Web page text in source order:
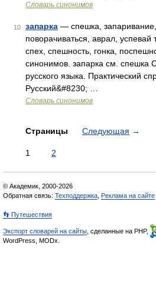
Словарь синонимов
10 запарка — спешка, запаривание,
поворачиваться, аврал, успевай
спех, спешность, гонка,
синонимов. запарка см. спешка
русского языка. Практический
Русский&#8230; …
Словарь синонимов
Страницы Следующая →
1 2
© Академик, 2000-2026
Обратная связь: Техподдержка Реклама на сайте
👣 Путешествия
Экспорт словарей на сайты , сделанные на PHP,
WordPress, MODx.